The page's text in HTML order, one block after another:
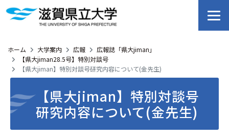
ホーム 大学案内 広報
広報誌「県大jiman」
【県大jiman28.5号】特別対談号
【県大jiman】特別対談号研究内容について(金先生)
【県大jiman】特別対談号
研究内容について(金先生)